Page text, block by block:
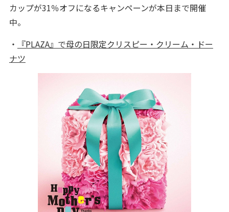
カップが31％オフになるキャンペーンが本日まで開催
中。
・
『PLAZA』で母の日限定クリスピー・クリーム・ドー
ナツ